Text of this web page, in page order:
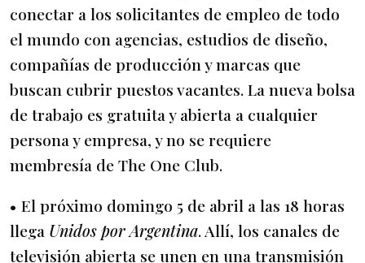
conectar a los solicitantes de empleo de todo
el mundo con agencias, estudios de diseño,
compañías de producción y marcas que
buscan cubrir puestos vacantes. La nueva bolsa
de trabajo es gratuita y abierta a cualquier
persona y empresa, y no se requiere
membresía de The One Club.
• El próximo domingo 5 de abril a las 18 horas
llega Unidos por Argentina. Allí, los canales de
televisión abierta se unen en una transmisión